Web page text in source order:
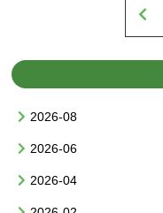
2026-08
2026-06
2026-04